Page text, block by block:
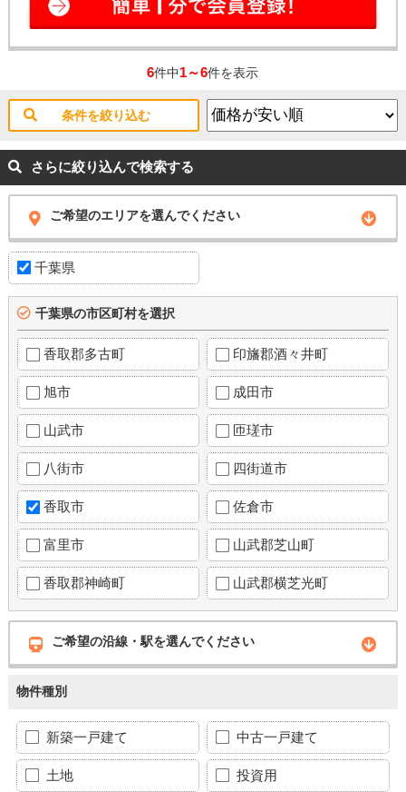
6件中1～6件を表示
条件を絞り込む
さらに絞り込んで検索する
ご希望のエリアを選んでください
千葉県
千葉県の市区町村を選択
香取郡多古町 印旛郡酒々井町
旭市 成田市
山武市 匝瑳市
八街市 四街道市
香取市 佐倉市
富里市 山武郡芝山町
香取郡神崎町 山武郡横芝光町
ご希望の沿線・駅を選んでください
物件種別
新築一戸建て 中古一戸建て
土地 投資用